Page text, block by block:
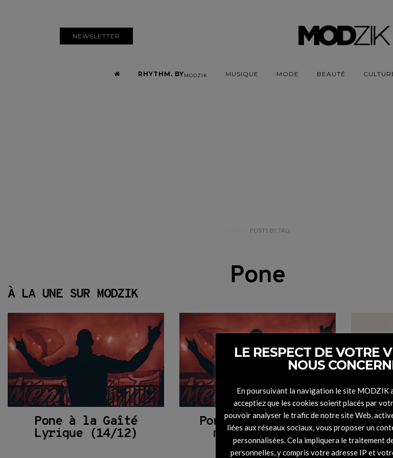
NEWSLETTER
RHYTHM. BYMODZIK MUSIQUE MODE BEAUTÉ
POSTS BYTAG
Pone
À LA UNE SUR MODZIK
Pone à la Gaîté
Lyrique (14/12)
Pone a clippé son
morceau M.F.C
LE RESPECT DE VOTRE
NOUS
En poursuivant la navigation le site MODZIK
acceptiez que les cookies soient placés par
pouvoir analyser le trafic de notre site Web,
liées aux réseaux sociaux, vous proposer un
personnalisées. Cela impliquera le traitement
personnelles, y compris votre adresse IP et